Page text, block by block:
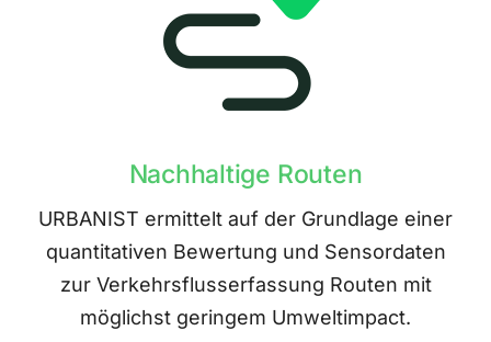
Nachhaltige Routen
URBANIST ermittelt auf der Grundlage einer
quantitativen Bewertung und Sensordaten
zur Verkehrsflusserfassung Routen mit
möglichst geringem Umweltimpact.